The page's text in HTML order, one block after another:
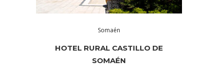
Somaén
HOTEL RURAL CASTILLO DE
SOMAÉN